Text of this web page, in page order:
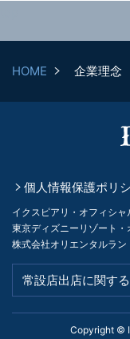
HOME 企業理念
個人情報保護ポリ
イクスピアリ・オフィシャ
東京ディズニーリゾート・
株式会社オリエンタルラン
常設店出店に関す
Copyright ©